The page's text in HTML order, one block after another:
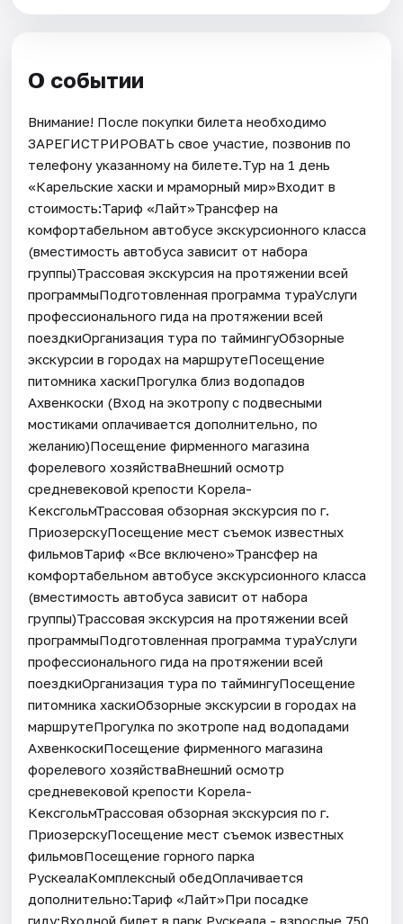
О событии
Внимание! После покупки билета необходимо
ЗАРЕГИСТРИРОВАТЬ свое участие, позвонив по
телефону указанному на билете.Тур на 1 день
«Карельские хаски и мраморный мир»Входит в
стоимость:Тариф «Лайт»Трансфер на
комфортабельном автобусе экскурсионного класса
(вместимость автобуса зависит от набора
группы)Трассовая экскурсия на протяжении всей
программыПодготовленная программа тураУслуги
профессионального гида на протяжении всей
поездкиОрганизация тура по таймингуОбзорные
экскурсии в городах на маршрутеПосещение
питомника хаскиПрогулка близ водопадов
Ахвенкоски (Вход на экотропу с подвесными
мостиками оплачивается дополнительно, по
желанию)Посещение фирменного магазина
форелевого хозяйстваВнешний осмотр
средневековой крепости Корела-
КексгольмТрассовая обзорная экскурсия по г.
ПриозерскуПосещение мест съемок известных
фильмовТариф «Все включено»Трансфер на
комфортабельном автобусе экскурсионного класса
(вместимость автобуса зависит от набора
группы)Трассовая экскурсия на протяжении всей
программыПодготовленная программа тураУслуги
профессионального гида на протяжении всей
поездкиОрганизация тура по таймингуПосещение
питомника хаскиОбзорные экскурсии в городах на
маршрутеПрогулка по экотропе над водопадами
АхвенкоскиПосещение фирменного магазина
форелевого хозяйстваВнешний осмотр
средневековой крепости Корела-
КексгольмТрассовая обзорная экскурсия по г.
ПриозерскуПосещение мест съемок известных
фильмовПосещение горного парка
РускеалаКомплексный обедОплачивается
дополнительно:Тариф «Лайт»При посадке
гиду:Входной билет в парк Рускеала - взрослые 750